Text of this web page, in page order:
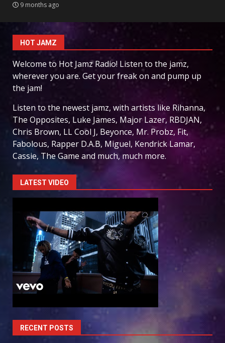
9 months ago
HOT JAMZ
Welcome to Hot Jamz Radio! Listen to the jamz,
wherever you are. Get your freak on and pump up
the jam!
Listen to the newest jamz, with artists like Rihanna,
The Opposites, Luke James, Major Lazer, RBDJAN,
Chris Brown, LL Cool J, Beyonce, Mr. Probz, Fit,
Fabolous, Rapper D.A.B, Miguel, Kendrick Lamar,
Cassie, The Game and much, much more.
LATEST VIDEO
RECENT POSTS